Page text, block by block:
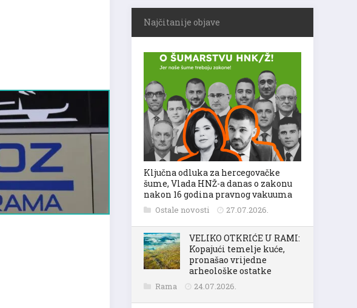
Najčitanije objave
Ključna odluka za hercegovačke
šume, Vlada HNŽ-a danas o zakonu
nakon 16 godina pravnog vakuuma
Ostale novosti 27.07.2026.
VELIKO OTKRIĆE U RAMI:
Kopajući temelje kuće,
pronašao vrijedne
arheološke ostatke
Rama 24.07.2026.